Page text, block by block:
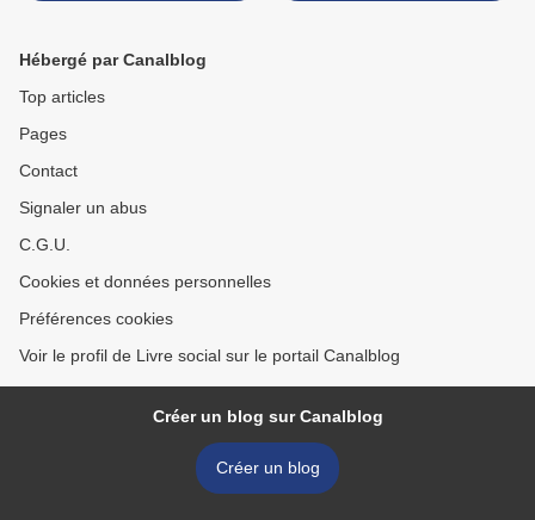
Hébergé par Canalblog
Top articles
Pages
Contact
Signaler un abus
C.G.U.
Cookies et données personnelles
Préférences cookies
Voir le profil de Livre social sur le portail Canalblog
Créer un blog sur Canalblog
Créer un blog